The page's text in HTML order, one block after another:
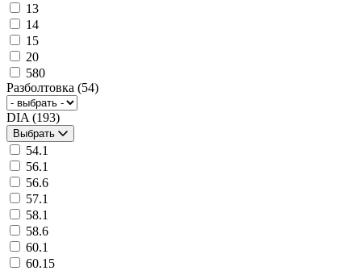
13
14
15
20
580
Разболтовка (54)
DIA (193)
Выбрать
54.1
56.1
56.6
57.1
58.1
58.6
60.1
60.15